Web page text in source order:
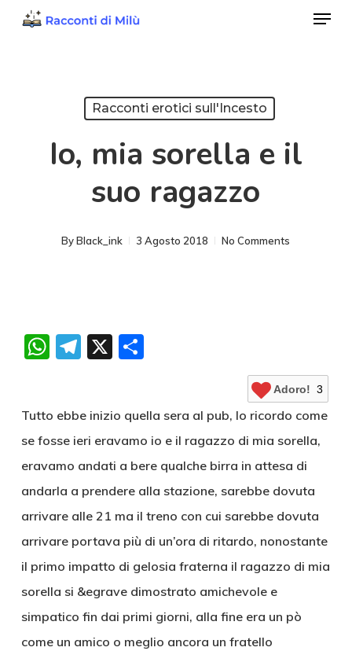
Menu
Racconti erotici sull'Incesto
Io, mia sorella e il
suo ragazzo
By Black_ink 3 Agosto 2018 No Comments
WhatsApp
Telegram
X Condividi
Adoro! 3
Tutto ebbe inizio quella sera al pub, lo ricordo come
se fosse ieri eravamo io e il ragazzo di mia sorella,
eravamo andati a bere qualche birra in attesa di
andarla a prendere alla stazione, sarebbe dovuta
arrivare alle 21 ma il treno con cui sarebbe dovuta
arrivare portava più di un’ora di ritardo, nonostante
il primo impatto di gelosia fraterna il ragazzo di mia
sorella si &egrave dimostrato amichevole e
simpatico fin dai primi giorni, alla fine era un pò
come un amico o meglio ancora un fratello